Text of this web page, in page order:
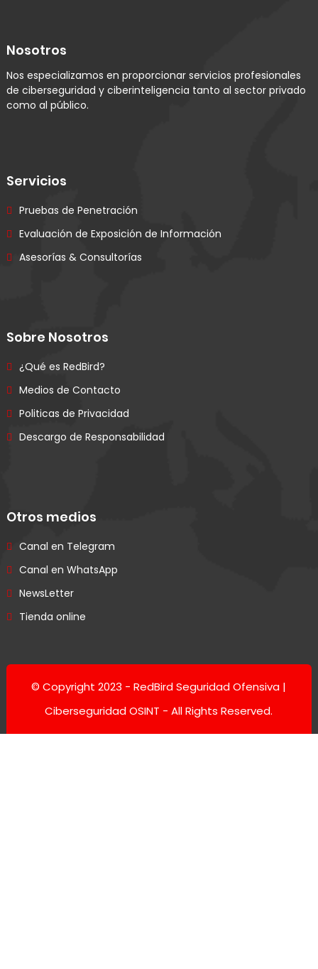
Nosotros
Nos especializamos en proporcionar servicios profesionales
de ciberseguridad y ciberinteligencia tanto al sector privado
como al público.
Servicios
Pruebas de Penetración
Evaluación de Exposición de Información
Asesorías & Consultorías
Sobre Nosotros
¿Qué es RedBird?
Medios de Contacto
Politicas de Privacidad
Descargo de Responsabilidad
Otros medios
Canal en Telegram
Canal en WhatsApp
NewsLetter
Tienda online
© Copyright 2023 -RedBird Seguridad Ofensiva |
Ciberseguridad OSINT - All Rights Reserved.